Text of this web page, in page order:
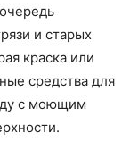
и старых
краска или
средства для
с моющим